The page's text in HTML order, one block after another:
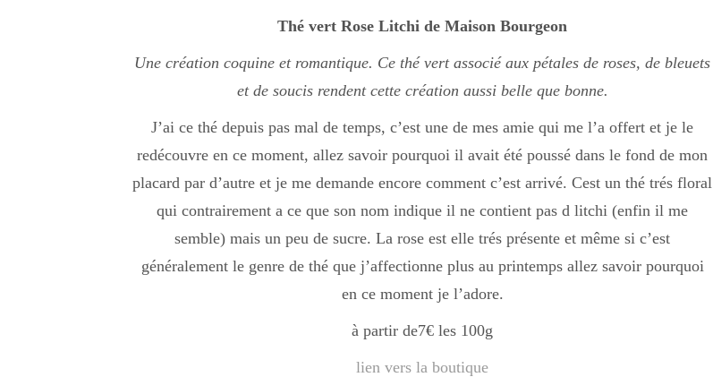
Thé vert Rose Litchi de Maison Bourgeon
Une création coquine et romantique. Ce thé vert associé aux pétales de roses, de bleuets
et de soucis rendent cette création aussi belle que bonne.
J’ai ce thé depuis pas mal de temps, c’est une de mes amie qui me l’a offert et je le
redécouvre en ce moment, allez savoir pourquoi il avait été poussé dans le fond de mon
placard par d’autre et je me demande encore comment c’est arrivé. Cest un thé trés floral
qui contrairement a ce que son nom indique il ne contient pas d litchi (enfin il me
semble) mais un peu de sucre. La rose est elle trés présente et même si c’est
généralement le genre de thé que j’affectionne plus au printemps allez savoir pourquoi
en ce moment je l’adore.
à partir de7€ les 100g
lien vers la boutique